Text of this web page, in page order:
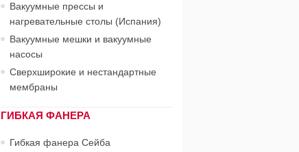
Вакуумные прессы и
нагревательные столы (Испания)
Вакуумные мешки и вакуумные
насосы
Сверхширокие и нестандартные
мембраны
ГИБКАЯ ФАНЕРА
Гибкая фанера Сейба